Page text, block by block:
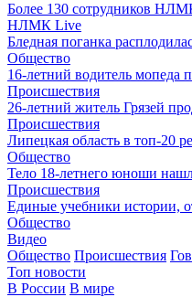
Более 130 сотрудников
НЛМК Live
Бледная поганка
Общество
16-летний водитель мопеда
Происшествия
26-летний житель Грязей
Происшествия
Липецкая область в топ-20
Общество
Тело 18-летнего юноши
Происшествия
Единые учебники истории,
Общество
Видео
Общество Происшествия
Топ новости
В России В мире